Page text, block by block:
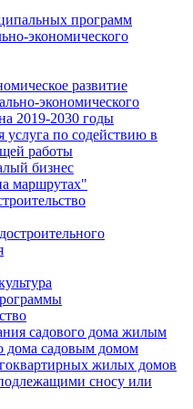
программ
экономического
развитие
экономического
2019-2030 годы
услуга по содействию в
работы
бизнес
маршрутах"
садового дома жилым
дома садовым домом
жилых домов
сносу или